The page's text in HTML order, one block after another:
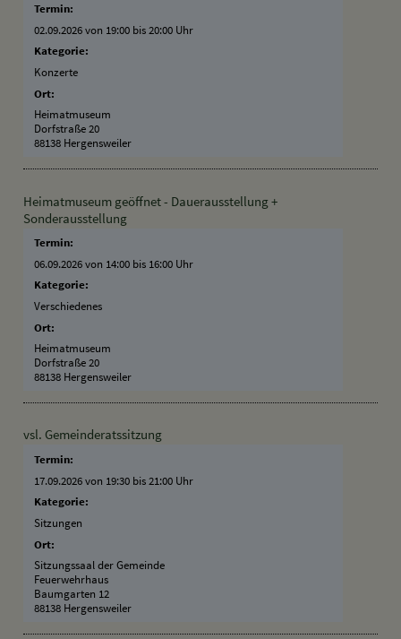
Termin:
02.09.2026 von 19:00 bis 20:00 Uhr
Kategorie:
Konzerte
Ort:
Heimatmuseum
Dorfstraße 20
88138 Hergensweiler
Heimatmuseum geöffnet - Dauerausstellung +
Sonderausstellung
Termin:
06.09.2026 von 14:00 bis 16:00 Uhr
Kategorie:
Verschiedenes
Ort:
Heimatmuseum
Dorfstraße 20
88138 Hergensweiler
vsl. Gemeinderatssitzung
Termin:
17.09.2026 von 19:30 bis 21:00 Uhr
Kategorie:
Sitzungen
Ort:
Sitzungssaal der Gemeinde
Feuerwehrhaus
Baumgarten 12
88138 Hergensweiler